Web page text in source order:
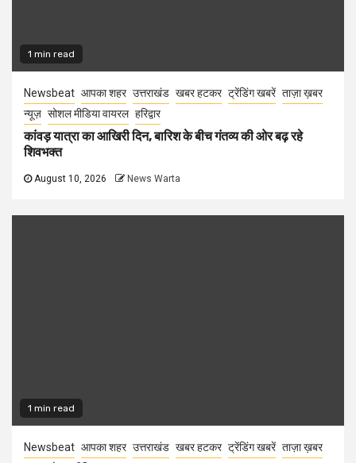
1 min read
Newsbeat आपका शहर उत्तराखंड खबर हटकर ट्रेंडिंग खबरें ताज़ा ख़बर
न्यूज़ सोशल मीडिया वायरल हरिद्वार
कांवड़ यात्रा का आखिरी दिन, बारिश के बीच गंतव्य की ओर बढ़ रहे
शिवभक्त
August 10, 2026 News Warta
1 min read
Newsbeat आपका शहर उत्तराखंड खबर हटकर ट्रेंडिंग खबरें ताज़ा ख़बर